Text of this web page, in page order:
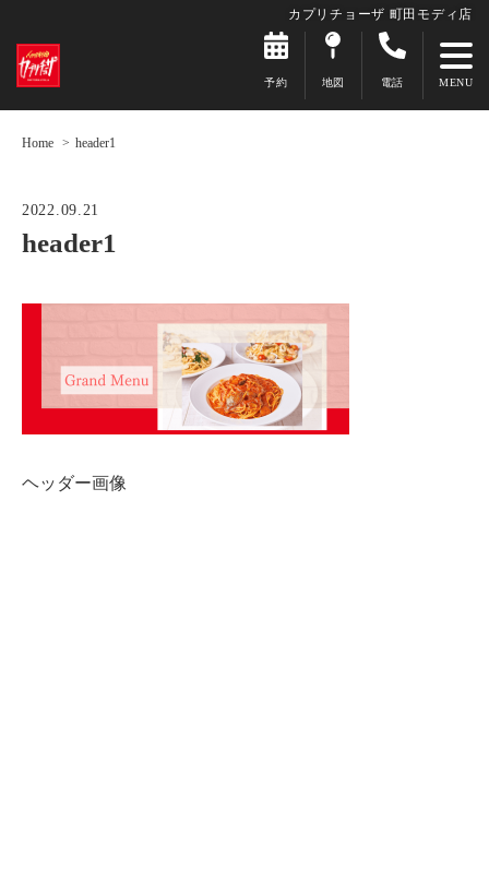
カプリチョーザ 町田モディ店
予約 地図 電話
Home header1
2022.09.21
header1
ヘッダー画像